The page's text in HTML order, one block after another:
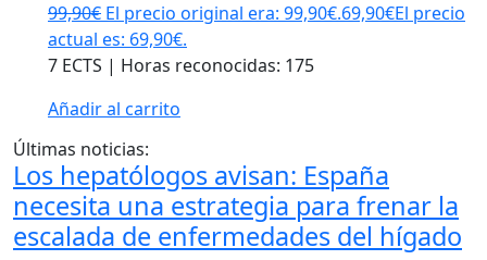
99,90€ El precio original era: 99,90€.69,90€El precio
actual es: 69,90€.
7 ECTS | Horas reconocidas: 175
Añadir al carrito
Últimas noticias:
Los hepatólogos avisan: España
necesita una estrategia para frenar la
escalada de enfermedades del hígado